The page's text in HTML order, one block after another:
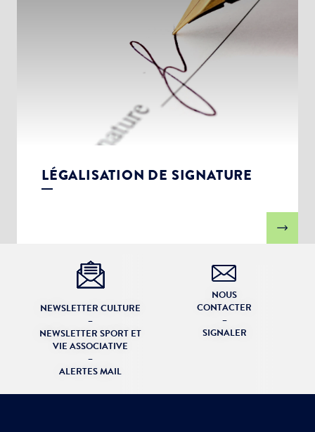
LÉGALISATION DE SIGNATURE
NEWSLETTER CULTURE
–
NEWSLETTER SPORT ET
VIE ASSOCIATIVE
–
ALERTES MAIL
NOUS
CONTACTER
–
SIGNALER